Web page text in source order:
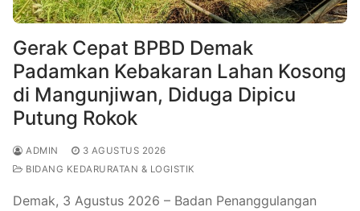
Gerak Cepat BPBD Demak
Padamkan Kebakaran Lahan Kosong
di Mangunjiwan, Diduga Dipicu
Putung Rokok
ADMIN
3 AGUSTUS 2026
BIDANG KEDARURATAN & LOGISTIK
Demak, 3 Agustus 2026 – Badan Penanggulangan